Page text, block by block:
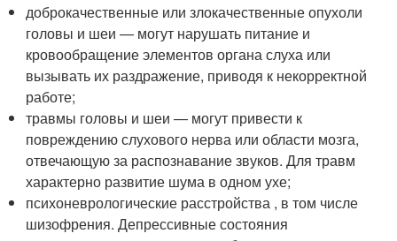
доброкачественные или злокачественные опухоли
головы и шеи — могут нарушать питание и
кровообращение элементов органа слуха или
вызывать их раздражение, приводя к некорректной
работе;
травмы головы и шеи — могут привести к
повреждению слухового нерва или области мозга,
отвечающую за распознавание звуков. Для травм
характерно развитие шума в одном ухе;
психоневрологические расстройства , в том числе
шизофрения. Депрессивные состояния